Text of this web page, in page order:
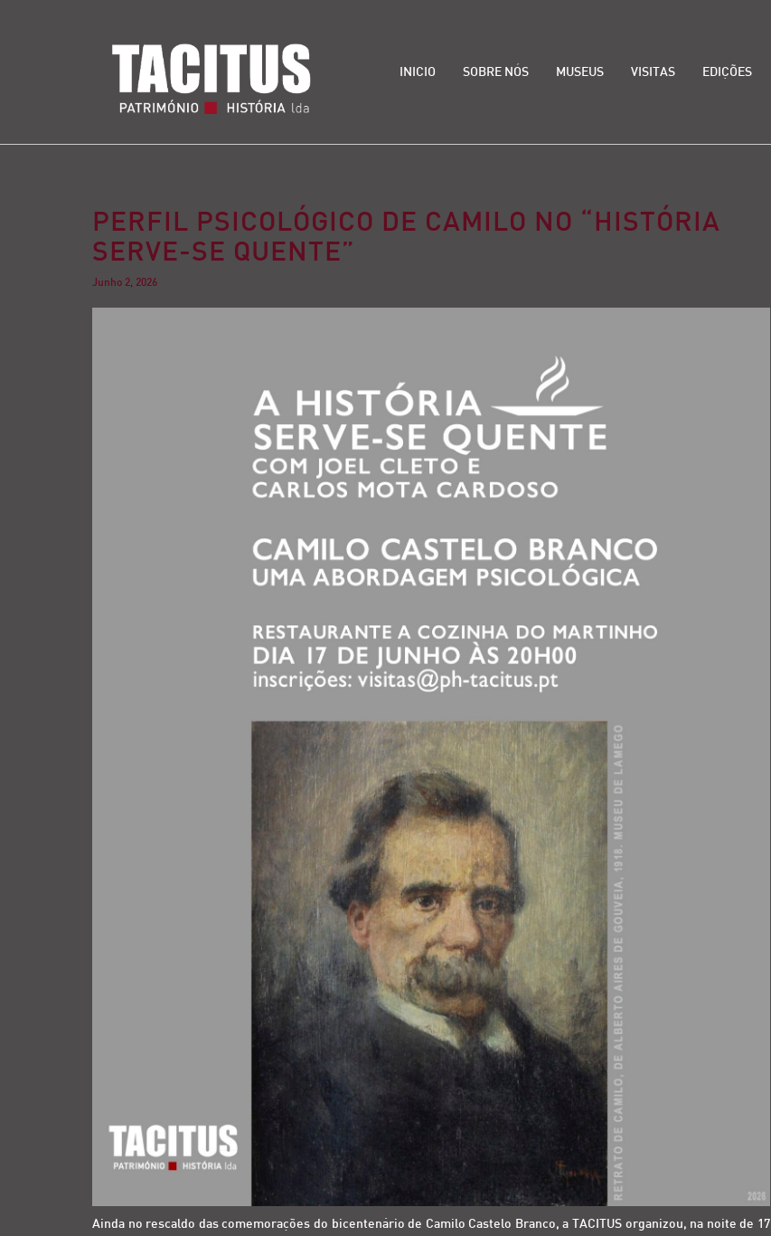
INICIO SOBRE NÓS MUSEUS VISITAS EDIÇÕES
PERFIL PSICOLÓGICO DE CAMILO NO “HISTÓRIA
SERVE-SE QUENTE”
Junho 2, 2026
Ainda no rescaldo das comemorações do bicentenário de Camilo Castelo Branco, a TACITUS organizou, na noite de 17